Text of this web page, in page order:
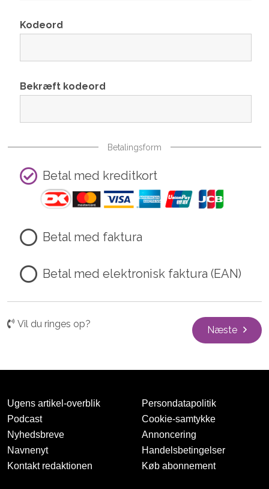
Kodeord
Bekræft kodeord
Betalingsform
Betal med kreditkort
Betal med faktura
Betal med elektronisk faktura (EAN)
Vil du ringes op?
Næste
Ugens artikel-overblik
Podcast
Nyhedsbreve
Navnenyt
Kontakt redaktionen
Persondatapolitik
Cookie-samtykke
Annoncering
Handelsbetingelser
Køb abonnement